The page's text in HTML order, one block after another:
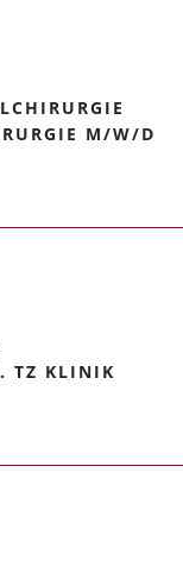
M/W/D
TZ KLINIK